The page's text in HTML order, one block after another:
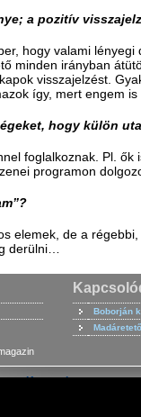
a pozitív
hogy valami
minden irányban
visszajelzést.
így, mert engem is
hogy külön
foglalkoznak. Pl.
programon
elemek, de a
derülni…
Boborján
Madáretető
Kapcsolat